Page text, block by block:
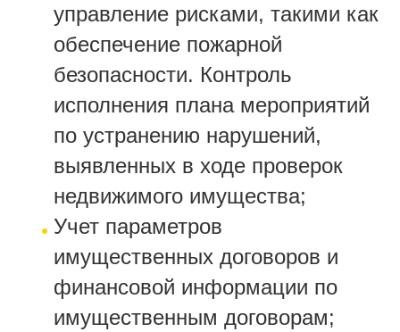
управление рисками, такими как
обеспечение пожарной
безопасности. Контроль
исполнения плана мероприятий
по устранению нарушений,
выявленных в ходе проверок
недвижимого имущества;
Учет параметров
имущественных договоров и
финансовой информации по
имущественным договорам;